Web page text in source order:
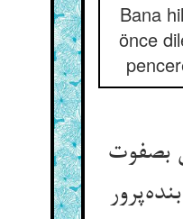
Bana
önce
بصفوت